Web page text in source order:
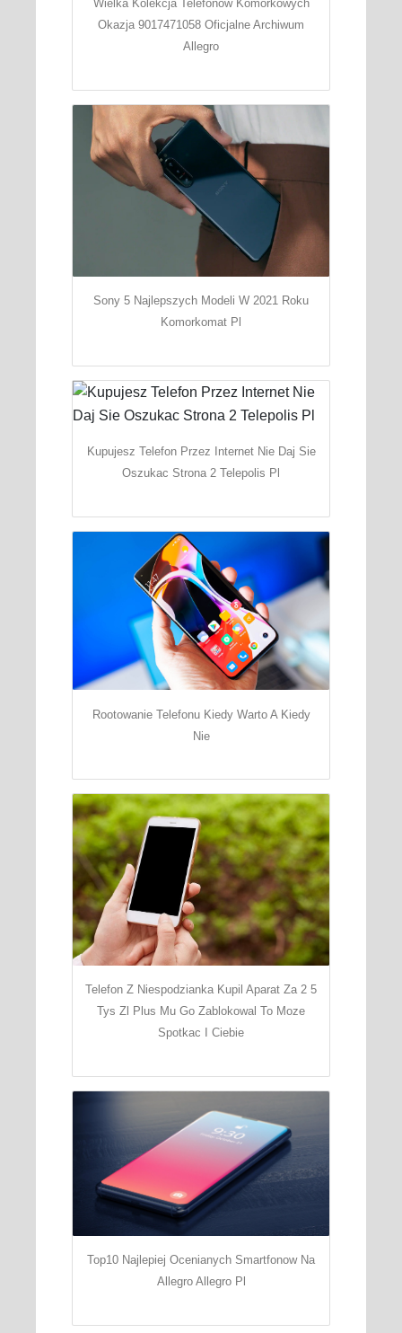
Wielka Kolekcja Telefonow Komorkowych
Okazja 9017471058 Oficjalne Archiwum
Allegro
Sony 5 Najlepszych Modeli W 2021 Roku
Komorkomat Pl
Kupujesz Telefon Przez Internet Nie Daj Sie
Oszukac Strona 2 Telepolis Pl
Rootowanie Telefonu Kiedy Warto A Kiedy
Nie
Telefon Z Niespodzianka Kupil Aparat Za 2 5
Tys Zl Plus Mu Go Zablokowal To Moze
Spotkac I Ciebie
Top10 Najlepiej Ocenianych Smartfonow Na
Allegro Allegro Pl